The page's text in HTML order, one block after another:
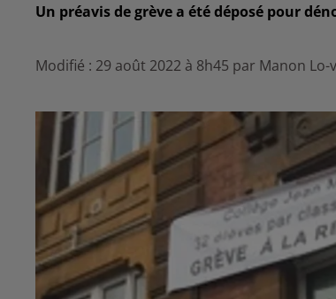
Un préavis de grève a été déposé pour
Modifié : 29 août 2022 à 8h45 par Manon Lo-